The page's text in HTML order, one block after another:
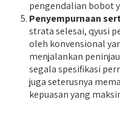
pengendalian bobot
Penyempurnaan
strata selesai, qyusi
oleh konvensional
menjalankan
segala spesifikasi
juga seterusnya
kepuasan yang